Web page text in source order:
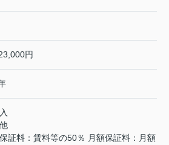
円
証料：賃料等の50％ 月額保証料：月額